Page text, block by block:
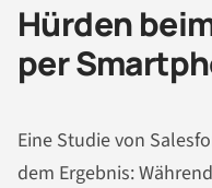
Hürden
per
Eine Studie von
dem Ergebnis: